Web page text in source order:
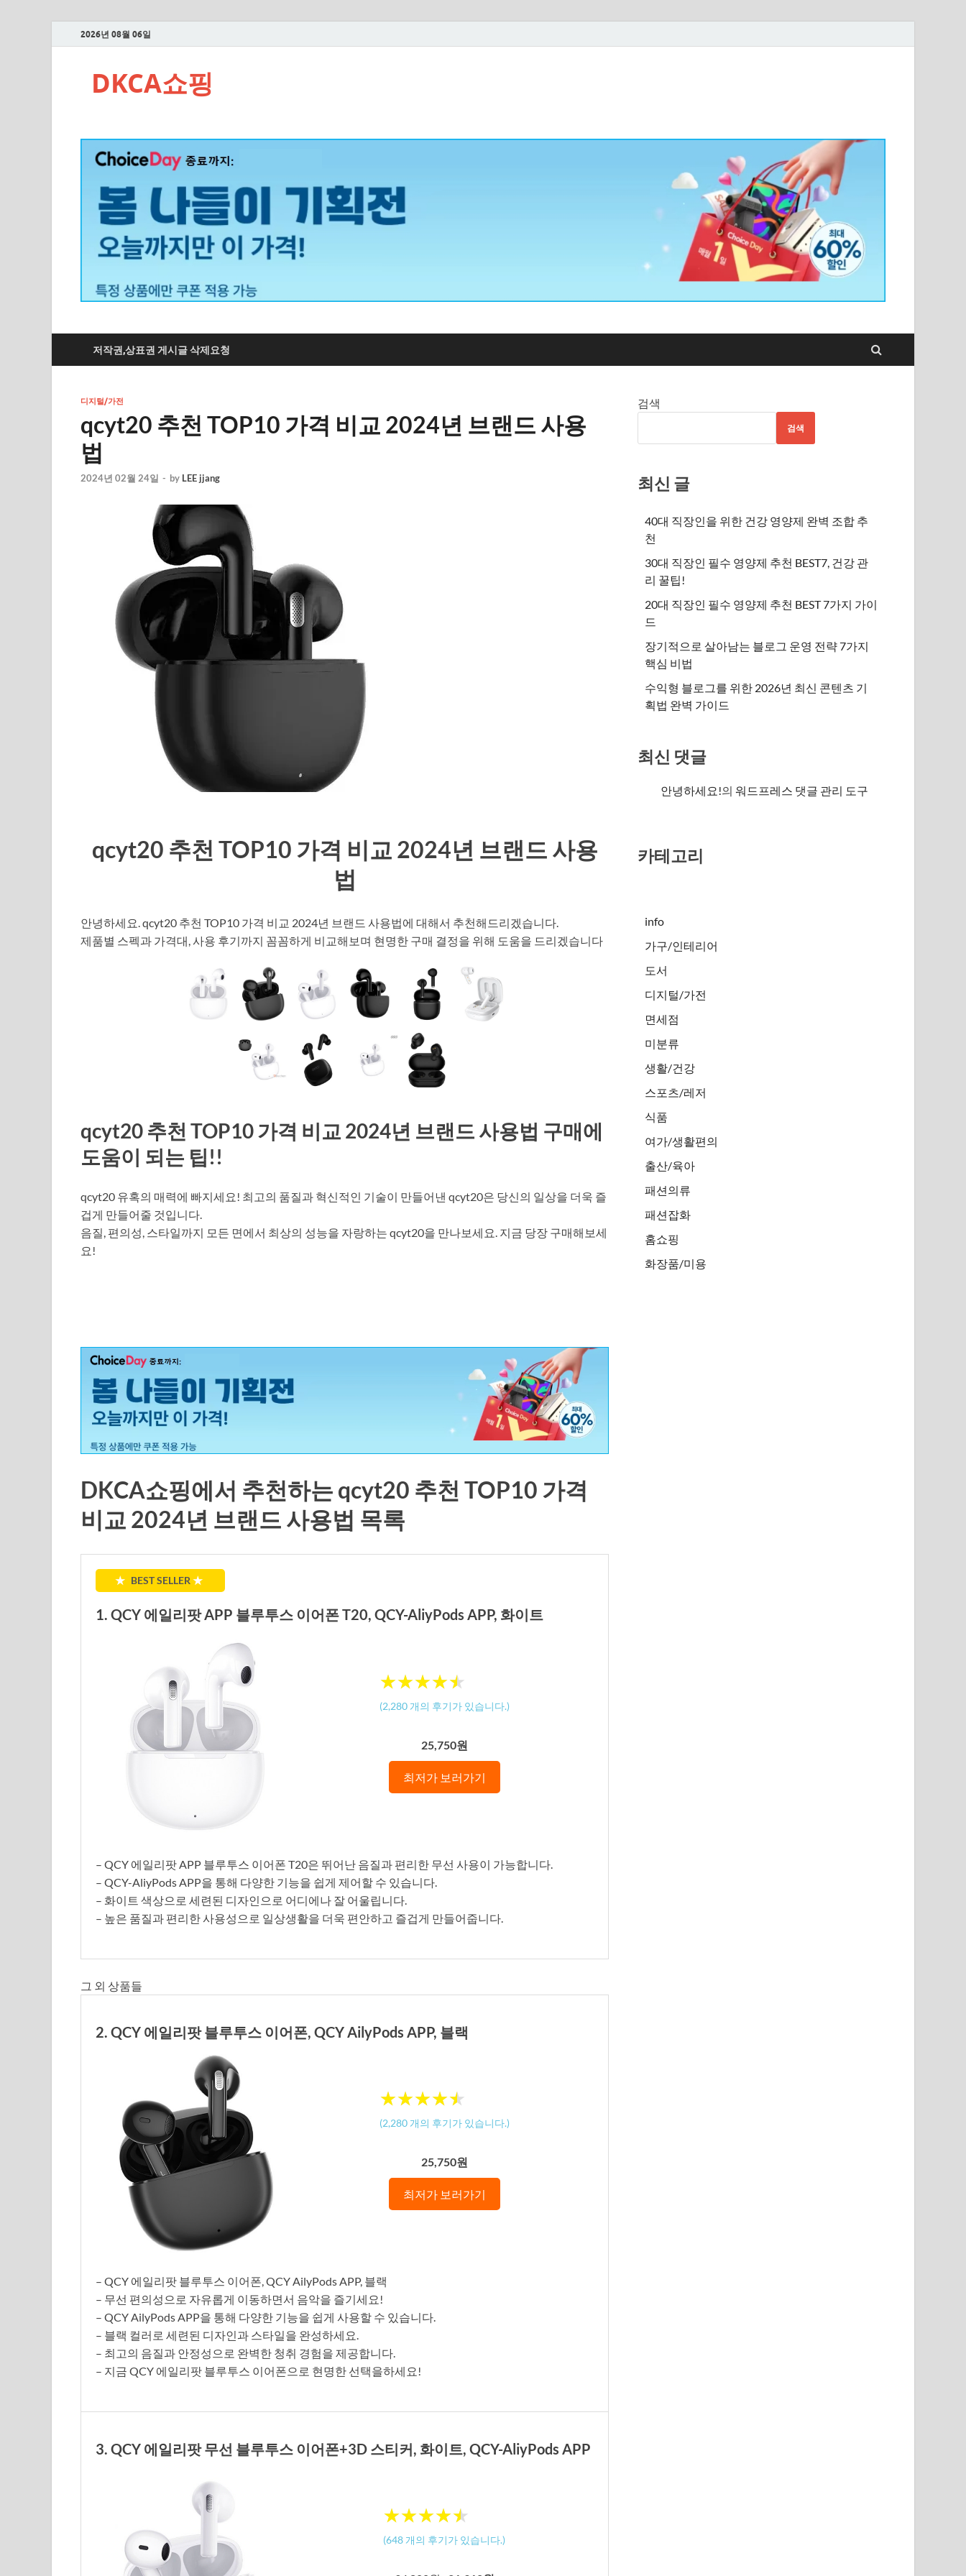
2026년 08월 06일
DKCA쇼핑
저작권,상표권 게시글 삭제요청
디지털/가전
qcyt20 추천 TOP10 가격 비교 2024년 브랜드 사용
법
2024년 02월 24일 - by LEE jjang
qcyt20 추천 TOP10 가격 비교 2024년 브랜드 사용
법
안녕하세요. qcyt20 추천 TOP10 가격 비교 2024년 브랜드 사용법에 대해서 추천해드리겠습니다.
제품별 스펙과 가격대, 사용 후기까지 꼼꼼하게 비교해보며 현명한 구매 결정을 위해 도움을 드리겠습니다
qcyt20 추천 TOP10 가격 비교 2024년 브랜드 사용법 구매에
도움이 되는 팁!!
qcyt20 유혹의 매력에 빠지세요! 최고의 품질과 혁신적인 기술이 만들어낸 qcyt20은 당신의 일상을 더욱 즐
겁게 만들어줄 것입니다.
음질, 편의성, 스타일까지 모든 면에서 최상의 성능을 자랑하는 qcyt20을 만나보세요. 지금 당장 구매해보세
요!
DKCA쇼핑에서 추천하는 qcyt20 추천 TOP10 가격
비교 2024년 브랜드 사용법 목록
★ BEST SELLER★
1. QCY 에일리팟 APP 블루투스 이어폰 T20, QCY-AliyPods APP, 화이트
★★★★★
★★★★★
(2,280개의 후기가 있습니다.)
25,750원
최저가 보러가기
– QCY 에일리팟 APP 블루투스 이어폰 T20은 뛰어난 음질과 편리한 무선 사용이 가능합니다.
– QCY-AliyPods APP을 통해 다양한 기능을 쉽게 제어할 수 있습니다.
– 화이트 색상으로 세련된 디자인으로 어디에나 잘 어울립니다.
– 높은 품질과 편리한 사용성으로 일상생활을 더욱 편안하고 즐겁게 만들어줍니다.
그 외 상품들
2. QCY 에일리팟 블루투스 이어폰, QCY AilyPods APP, 블랙
★★★★★
★★★★★
(2,280개의 후기가 있습니다.)
25,750원
최저가 보러가기
– QCY 에일리팟 블루투스 이어폰, QCY AilyPods APP, 블랙
– 무선 편의성으로 자유롭게 이동하면서 음악을 즐기세요!
– QCY AilyPods APP을 통해 다양한 기능을 쉽게 사용할 수 있습니다.
– 블랙 컬러로 세련된 디자인과 스타일을 완성하세요.
– 최고의 음질과 안정성으로 완벽한 청취 경험을 제공합니다.
– 지금 QCY 에일리팟 블루투스 이어폰으로 현명한 선택을하세요!
3. QCY 에일리팟 무선 블루투스 이어폰+3D 스티커, 화이트, QCY-AliyPods APP
★★★★★
★★★★★
(648 개의 후기가 있습니다.)
검색
검색
최신 글
40대 직장인을 위한 건강 영양제 완벽 조합 추
천
30대 직장인 필수 영양제 추천 BEST7, 건강 관
리 꿀팁!
20대 직장인 필수 영양제 추천 BEST 7가지 가이
드
장기적으로 살아남는 블로그 운영 전략 7가지
핵심 비법
수익형 블로그를 위한 2026년 최신 콘텐츠 기
획법 완벽 가이드
최신 댓글
안녕하세요!의워드프레스 댓글 관리 도구
카테고리
info
가구/인테리어
도서
디지털/가전
면세점
미분류
생활/건강
스포츠/레저
식품
여가/생활편의
출산/육아
패션의류
패션잡화
홈쇼핑
화장품/미용